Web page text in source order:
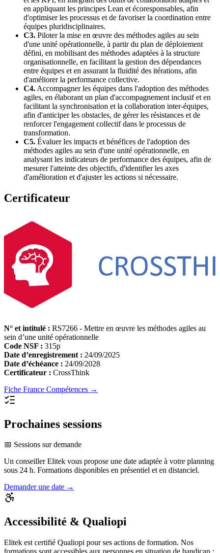
en appliquant les principes Lean et écoresponsables, afin
d'optimiser les processus et de favoriser la coordination entre
équipes pluridisciplinaires.
C3. Piloter la mise en œuvre des méthodes agiles au sein
d'une unité opérationnelle, à partir du plan de déploiement
défini, en mobilisant des méthodes adaptées à la structure
organisationnelle, en facilitant la gestion des dépendances
entre équipes et en assurant la fluidité des itérations, afin
d'améliorer la performance collective.
C4. Accompagner les équipes dans l'adoption des méthodes
agiles, en élaborant un plan d'accompagnement inclusif et en
facilitant la synchronisation et la collaboration inter-équipes,
afin d'anticiper les obstacles, de gérer les résistances et de
renforcer l'engagement collectif dans le processus de
transformation.
C5. Évaluer les impacts et bénéfices de l'adoption des
méthodes agiles au sein d'une unité opérationnelle, en
analysant les indicateurs de performance des équipes, afin de
mesurer l'atteinte des objectifs, d'identifier les axes
d'amélioration et d'ajuster les actions si nécessaire.
Certificateur
N° et intitulé : RS7266 - Mettre en œuvre les méthodes agiles au
sein d’une unité opérationnelle
Code NSF : 315p
Date d’enregistrement : 24/09/2025
Date d’échéance : 24/09/2028
Certificateur : CrossThink
Fiche France Compétences →
Prochaines sessions
📅 Sessions sur demande
Un conseiller Elitek vous propose une date adaptée à votre planning
sous 24 h. Formations disponibles en présentiel et en distanciel.
Demander une date →
Accessibilité & Qualiopi
Elitek est certifié Qualiopi pour ses actions de formation. Nos